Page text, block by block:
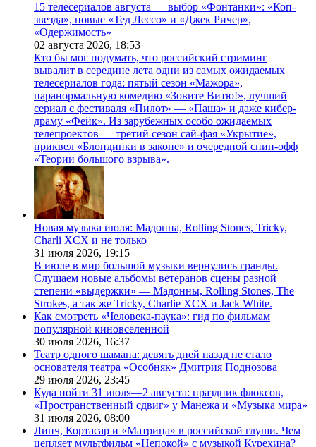
15 телесериалов августа — выбор «Фонтанки»: «Коп-
звезда», новые «Тед Лессо» и «Джек Ричер»,
«Одержимость»
02 августа 2026, 18:53
Кто бы мог подумать, что российский стриминг
вывалит в середине лета одни из самых ожидаемых
телесериалов года: пятый сезон «Мажора»,
паранормальную комедию «Зовите Витю!», лучший
сериал с фестиваля «Пилот» — «Паша» и даже кибер-
драму «Фейк». Из зарубежных особо ожидаемых
телепроектов — третий сезон сай-фая «Укрытие»,
приквел «Блондинки в законе» и очередной спин-офф
«Теории большого взрыва».
Новая музыка июля: Мадонна, Rolling Stones, Tricky,
Charli XCX и не только
31 июля 2026, 19:15
В июле в мир большой музыки вернулись гранды.
Слушаем новые альбомы ветеранов сцены разной
степени «выдержки» — Мадонны, Rolling Stones, The
Strokes, а так же Tricky, Charlie XCX и Jack White.
Как смотреть «Человека-паука»: гид по фильмам
популярной киновселенной
30 июля 2026, 16:37
Театр одного шамана: девять дней назад не стало
основателя театра «Особняк» Дмитрия Поднозова
29 июля 2026, 23:45
Куда пойти 31 июля—2 августа: праздник флоксов,
«Пространственный сдвиг» у Манежа и «Музыка мира»
31 июля 2026, 08:00
Линч, Кортасар и «Матрица» в российской глуши. Чем
цепляет мультфильм «Непокой» с музыкой Курехина?